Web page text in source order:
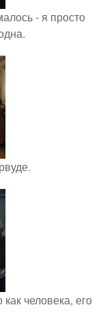
- я просто
человека, его